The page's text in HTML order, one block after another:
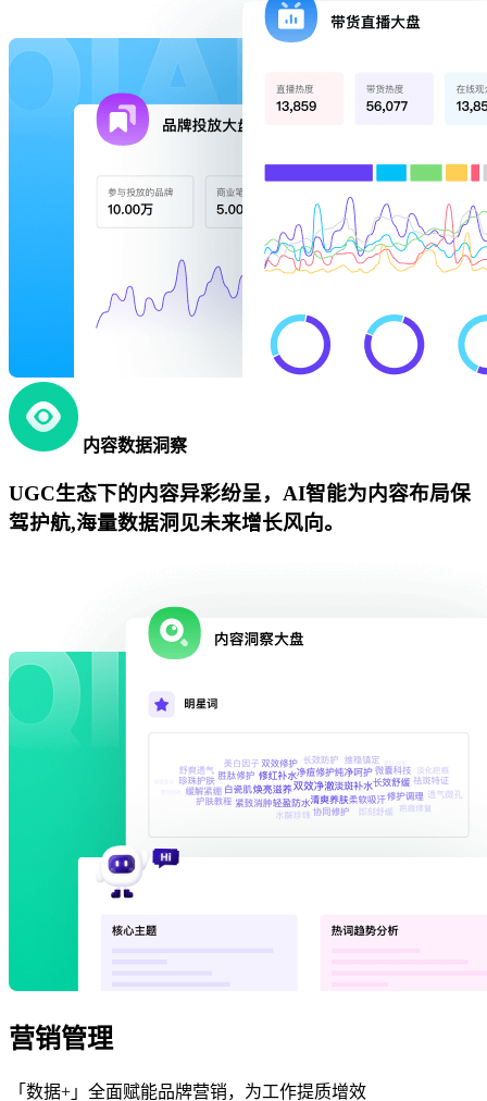
内容数据洞察
UGC生态下的内容异彩纷呈，AI智能为内容布局保
驾护航,海量数据洞见未来增长风向。
营销管理
「数据+」全面赋能品牌营销，为工作提质增效